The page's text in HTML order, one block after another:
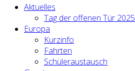
Aktuelles
Tag der offenen Tür 2025
Europa
Kurzinfo
Fahrten
Schüleraustausch